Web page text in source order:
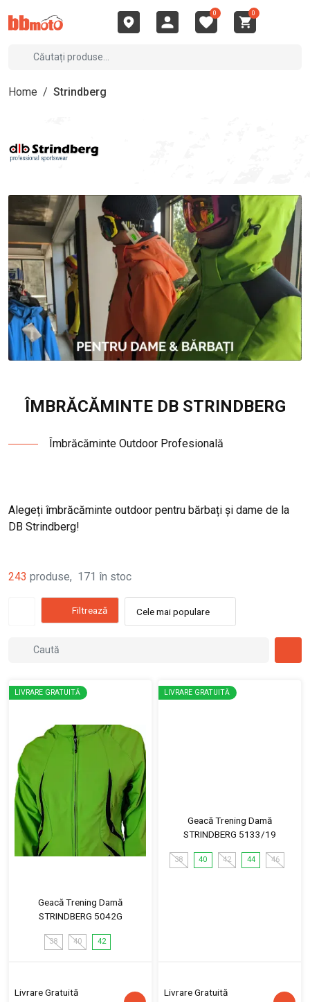
0 0
Home / Strindberg
ÎMBRĂCĂMINTE DB STRINDBERG
Îmbrăcăminte Outdoor Profesională
Alegeți îmbrăcăminte outdoor pentru bărbați și dame de la
DB Strindberg!
243 produse, 171 în stoc
Filtrează Cele mai populare
LIVRARE GRATUITĂ
Geacă Trening Damă
STRINDBERG 5042G
38 40 42
Livrare Gratuită
LIVRARE GRATUITĂ
Geacă Trening Damă
STRINDBERG 5133/19
38 40 42 44 46
Livrare Gratuită